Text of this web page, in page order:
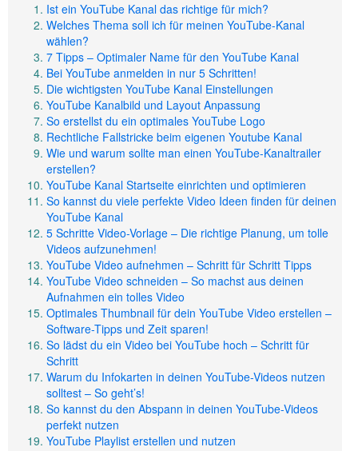
Ist ein YouTube Kanal das richtige für mich?
Welches Thema soll ich für meinen YouTube-Kanal
wählen?
7 Tipps – Optimaler Name für den YouTube Kanal
Bei YouTube anmelden in nur 5 Schritten!
Die wichtigsten YouTube Kanal Einstellungen
YouTube Kanalbild und Layout Anpassung
So erstellst du ein optimales YouTube Logo
Rechtliche Fallstricke beim eigenen Youtube Kanal
Wie und warum sollte man einen YouTube-Kanaltrailer
erstellen?
YouTube Kanal Startseite einrichten und optimieren
So kannst du viele perfekte Video Ideen finden für deinen
YouTube Kanal
5 Schritte Video-Vorlage – Die richtige Planung, um tolle
Videos aufzunehmen!
YouTube Video aufnehmen – Schritt für Schritt Tipps
YouTube Video schneiden – So machst aus deinen
Aufnahmen ein tolles Video
Optimales Thumbnail für dein YouTube Video erstellen –
Software-Tipps und Zeit sparen!
So lädst du ein Video bei YouTube hoch – Schritt für
Schritt
Warum du Infokarten in deinen YouTube-Videos nutzen
solltest – So geht’s!
So kannst du den Abspann in deinen YouTube-Videos
perfekt nutzen
YouTube Playlist erstellen und nutzen